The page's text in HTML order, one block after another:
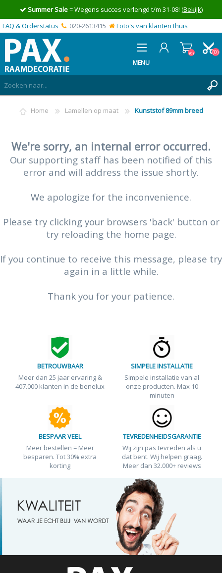
Summer Sale= Wegens succes verlengd t/m 31-08! (Bekijk)
FAQ & Orderstatus
020-2613415 Foto's van klanten thuis
MENU
INLOGGEN
(0)
(0)
Home Lamellen op maat Kunststof 89mm breed
We're sorry, an internal error occurred.
Our supporting staff has been notified of this
error and will address the issue shortly.
We apologize for the inconvenience.
Please try clicking your browsers 'back' button or
try reloading the home page.
If you continue to receive this message, please try
again in a little while.
Thank you for your patience.
BETROUWBAAR
Meer dan 25 jaar ervaring &
407.000 klanten in de benelux
SIMPELE INSTALLATIE
Simpele installatie van al
onze producten. Max 10
minuten
BESPAAR VEEL
Meer bestellen = Meer
besparen. Tot 30% extra
korting
TEVREDENHEIDSGARANTIE
Wij zijn pas tevreden als u
dat bent. Wij helpen graag.
Meer dan 32.000+ reviews